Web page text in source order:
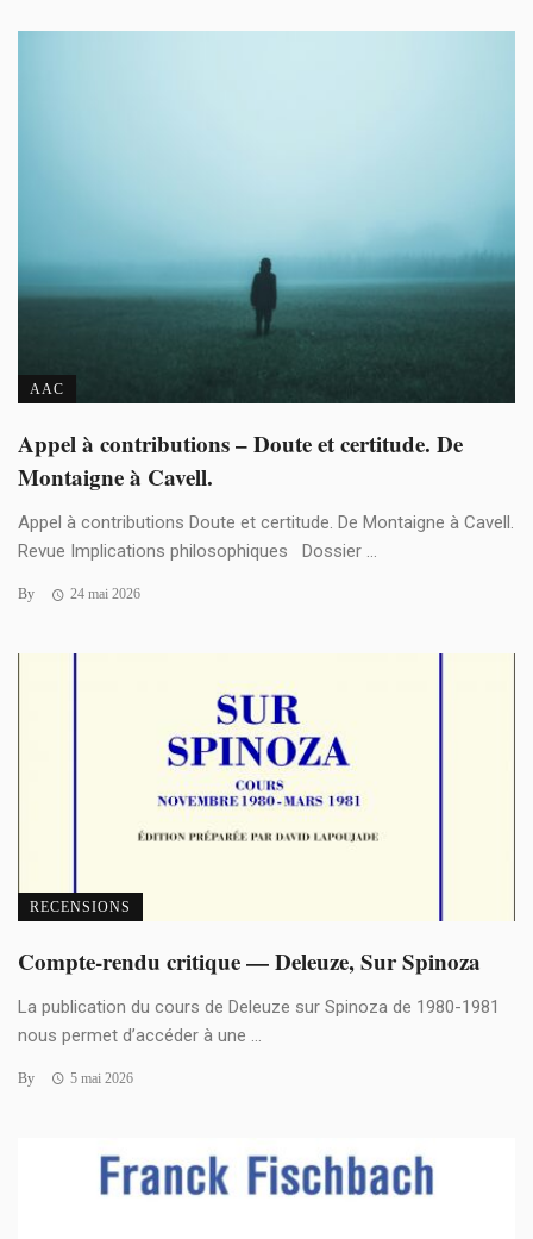
AAC
Appel à contributions – Doute et certitude. De
Montaigne à Cavell.
Appel à contributions Doute et certitude. De Montaigne à Cavell.
Revue Implications philosophiques Dossier ...
By 24 mai 2026
RECENSIONS
Compte-rendu critique — Deleuze, Sur Spinoza
La publication du cours de Deleuze sur Spinoza de 1980-1981
nous permet d’accéder à une ...
By 5 mai 2026